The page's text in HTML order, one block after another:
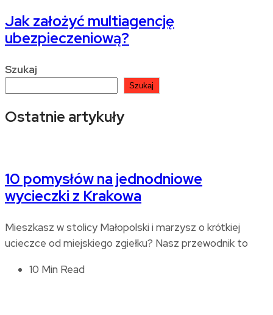
Jak założyć multiagencję
ubezpieczeniową?
Szukaj
Szukaj
Ostatnie artykuły
10 pomysłów na jednodniowe
wycieczki z Krakowa
Mieszkasz w stolicy Małopolski i marzysz o krótkiej
ucieczce od miejskiego zgiełku? Nasz przewodnik to
10 Min Read